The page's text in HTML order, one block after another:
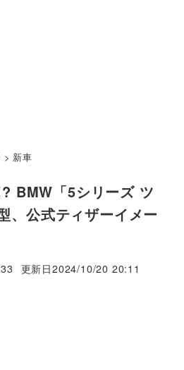
> 新車
BMW「5シリーズ ツ
、公式ティザーイメー
更新日2024/10/20 20:11